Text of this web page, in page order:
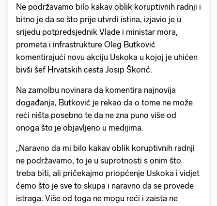
Ne podržavamo bilo kakav oblik koruptivnih radnji i
bitno je da se što prije utvrdi istina, izjavio je u
srijedu potpredsjednik Vlade i ministar mora,
prometa i infrastrukture Oleg Butković
komentirajući novu akciju Uskoka u kojoj je uhićen
bivši šef Hrvatskih cesta Josip Škorić.
Na zamolbu novinara da komentira najnovija
događanja, Butković je rekao da o tome ne može
reći ništa posebno te da ne zna puno više od
onoga što je objavljeno u medijima.
„Naravno da mi bilo kakav oblik koruptivnih radnji
ne podržavamo, to je u suprotnosti s onim što
treba biti, ali pričekajmo priopćenje Uskoka i vidjet
ćemo što je sve to skupa i naravno da se provede
istraga. Više od toga ne mogu reći i zaista ne